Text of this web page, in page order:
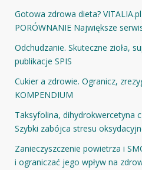
Gotowa zdrowa dieta?
PORÓWNANIE Największe
Odchudzanie. Skuteczne zioła,
publikacje SPIS
Cukier a zdrowie. Ogranicz,
KOMPENDIUM
Taksyfolina, dihydrokwercetyna
Szybki zabójca stresu
Zanieczyszczenie powietrza i
i ograniczać jego wpływ na